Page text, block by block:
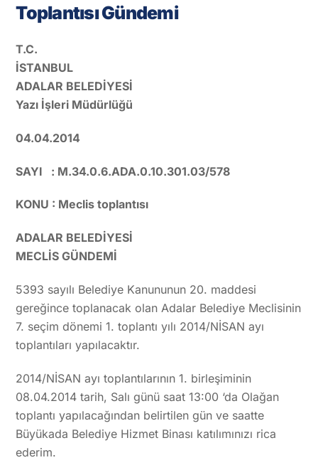
Toplantısı Gündemi
T.C.
İSTANBUL
ADALAR BELEDİYESİ
Yazı İşleri Müdürlüğü
04.04.2014
SAYI : M.34.0.6.ADA.0.10.301.03/578
KONU : Meclis toplantısı
ADALAR BELEDİYESİ
MECLİS GÜNDEMİ
5393 sayılı Belediye Kanununun 20. maddesi
gereğince toplanacak olan Adalar Belediye Meclisinin
7. seçim dönemi 1. toplantı yılı 2014/NİSAN ayı
toplantıları yapılacaktır.
2014/NİSAN ayı toplantılarının 1. birleşiminin
08.04.2014 tarih, Salı günü saat 13:00 ‘da Olağan
toplantı yapılacağından belirtilen gün ve saatte
Büyükada Belediye Hizmet Binası katılımınızı rica
ederim.